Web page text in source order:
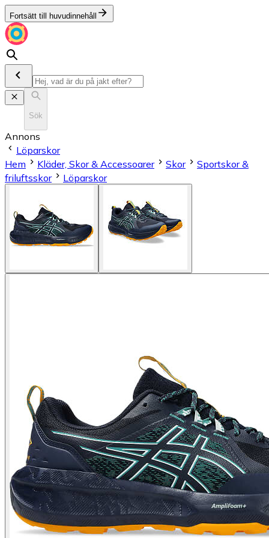
Fortsätt till huvudinnehåll
Sök
Annons
Löparskor
Hem
Kläder, Skor & Accessoarer Skor
Sportskor &
friluftsskor
Löparskor